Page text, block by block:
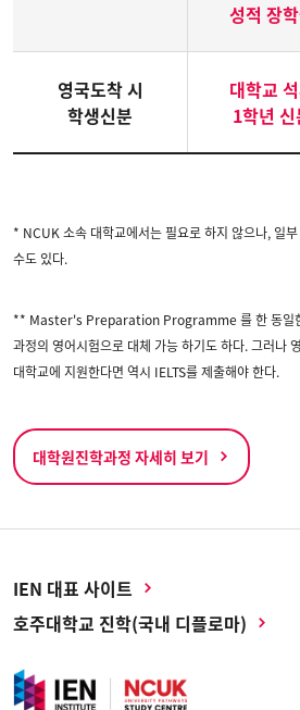
성적 장
영국도착 시
학생신분
대학교
1학년 신
* NCUK 소속 대학교에서는 필요로 하지 않으나, 일
수도 있다.
** Master's Preparation Programme 를 한 동일
과정의 영어시험으로 대체 가능 하기도 하다. 그러나
대학교에 지원한다면 역시 IELTS를 제출해야 한다.
대학원진학과정 자세히 보기
IEN 대표 사이트
호주대학교 진학(국내 디플로마)